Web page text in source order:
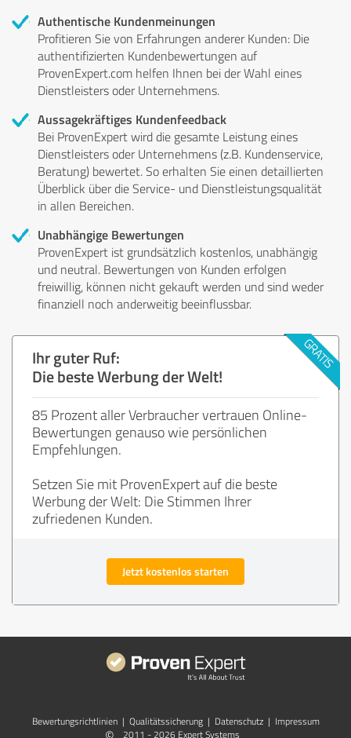
Authentische Kundenmeinungen
Profitieren Sie von Erfahrungen anderer Kunden: Die
authentifizierten Kundenbewertungen auf
ProvenExpert.com helfen Ihnen bei der Wahl eines
Dienstleisters oder Unternehmens.
Aussagekräftiges Kundenfeedback
Bei ProvenExpert wird die gesamte Leistung eines
Dienstleisters oder Unternehmens (z.B. Kundenservice,
Beratung) bewertet. So erhalten Sie einen detaillierten
Überblick über die Service- und Dienstleistungsqualität
in allen Bereichen.
Unabhängige Bewertungen
ProvenExpert ist grundsätzlich kostenlos, unabhängig
und neutral. Bewertungen von Kunden erfolgen
freiwillig, können nicht gekauft werden und sind weder
finanziell noch anderweitig beeinflussbar.
Ihr guter Ruf:
Die beste Werbung der Welt!
85 Prozent aller Verbraucher vertrauen Online-
Bewertungen genauso wie persönlichen
Empfehlungen.
Setzen Sie mit ProvenExpert auf die beste
Werbung der Welt: Die Stimmen Ihrer
zufriedenen Kunden.
Jetzt kostenlos starten
Bewertungs­richtlinien | Qualitätssicherung | Datenschutz | Impressum
2011 - 2026 Expert Systems